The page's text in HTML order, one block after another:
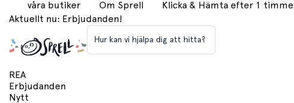
våra butiker Om Sprell Klicka & Hämta efter 1 timme
Aktuellt nu: Erbjudanden!
Hur kan vi hjälpa dig att hitta?
REA
Erbjudanden
Nytt